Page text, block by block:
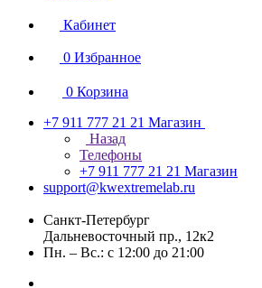
Кабинет
0 Избранное
0 Корзина
+7 911 777 21 21 Магазин
Назад
Телефоны
+7 911 777 21 21 Магазин
support@kwextremelab.ru
Санкт-Петербург
Дальневосточный пр., 12к2
Пн. – Вс.: с 12:00 до 21:00